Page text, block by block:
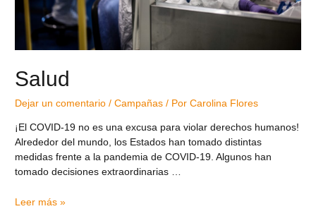
Salud
Dejar un comentario /Campañas / PorCarolina Flores
¡El COVID-19 no es una excusa para violar derechos humanos!
Alrededor del mundo, los Estados han tomado distintas
medidas frente a la pandemia de COVID-19. Algunos han
tomado decisiones extraordinarias …
Leer más »